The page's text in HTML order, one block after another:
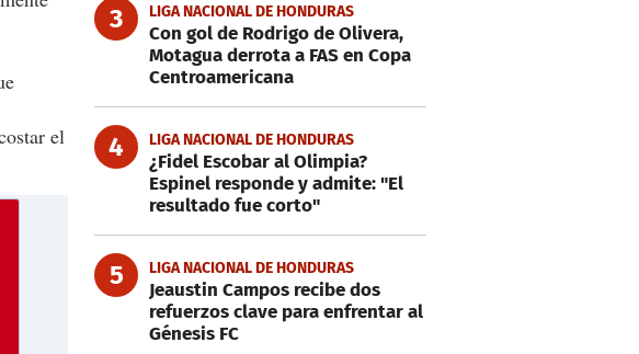
el
3 LIGA NACIONAL DE HONDURAS
Con gol de Rodrigo de Olivera,
Motagua derrota a FAS en Copa
Centroamericana
4 LIGA NACIONAL DE HONDURAS
¿Fidel Escobar al Olimpia?
Espinel responde y admite: "El
resultado fue corto"
5 LIGA NACIONAL DE HONDURAS
Jeaustin Campos recibe dos
refuerzos clave para enfrentar al
Génesis FC